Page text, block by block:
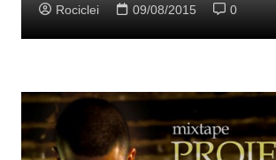
Rociclei 09/08/2015 0